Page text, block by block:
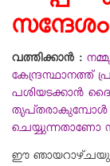
വത്തിക്കാൻ :
കേന്ദ്രസ്ഥാനത്ത്
പശിയടക്കാൻ
തൃപ്തരാകുമ്പോൾ
ചെയ്യുന്നതാണോ
ഈ ഞായറാഴ്ചയും